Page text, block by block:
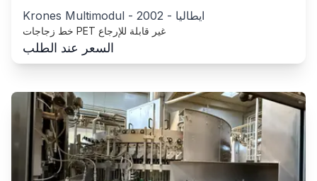
Krones Multimodul - 2002 - ايطاليا
خط زجاجات PET غير قابلة للإرجاع
السعر عند الطلب